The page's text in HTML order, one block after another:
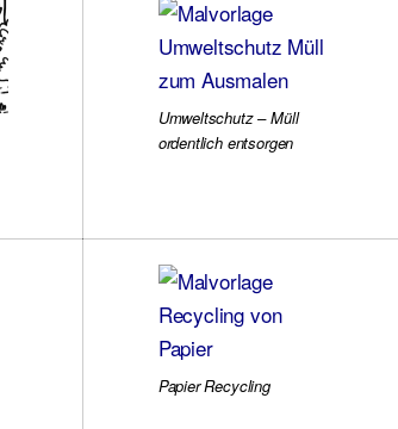
Umweltschutz – Müll
ordentlich entsorgen
Papier Recycling